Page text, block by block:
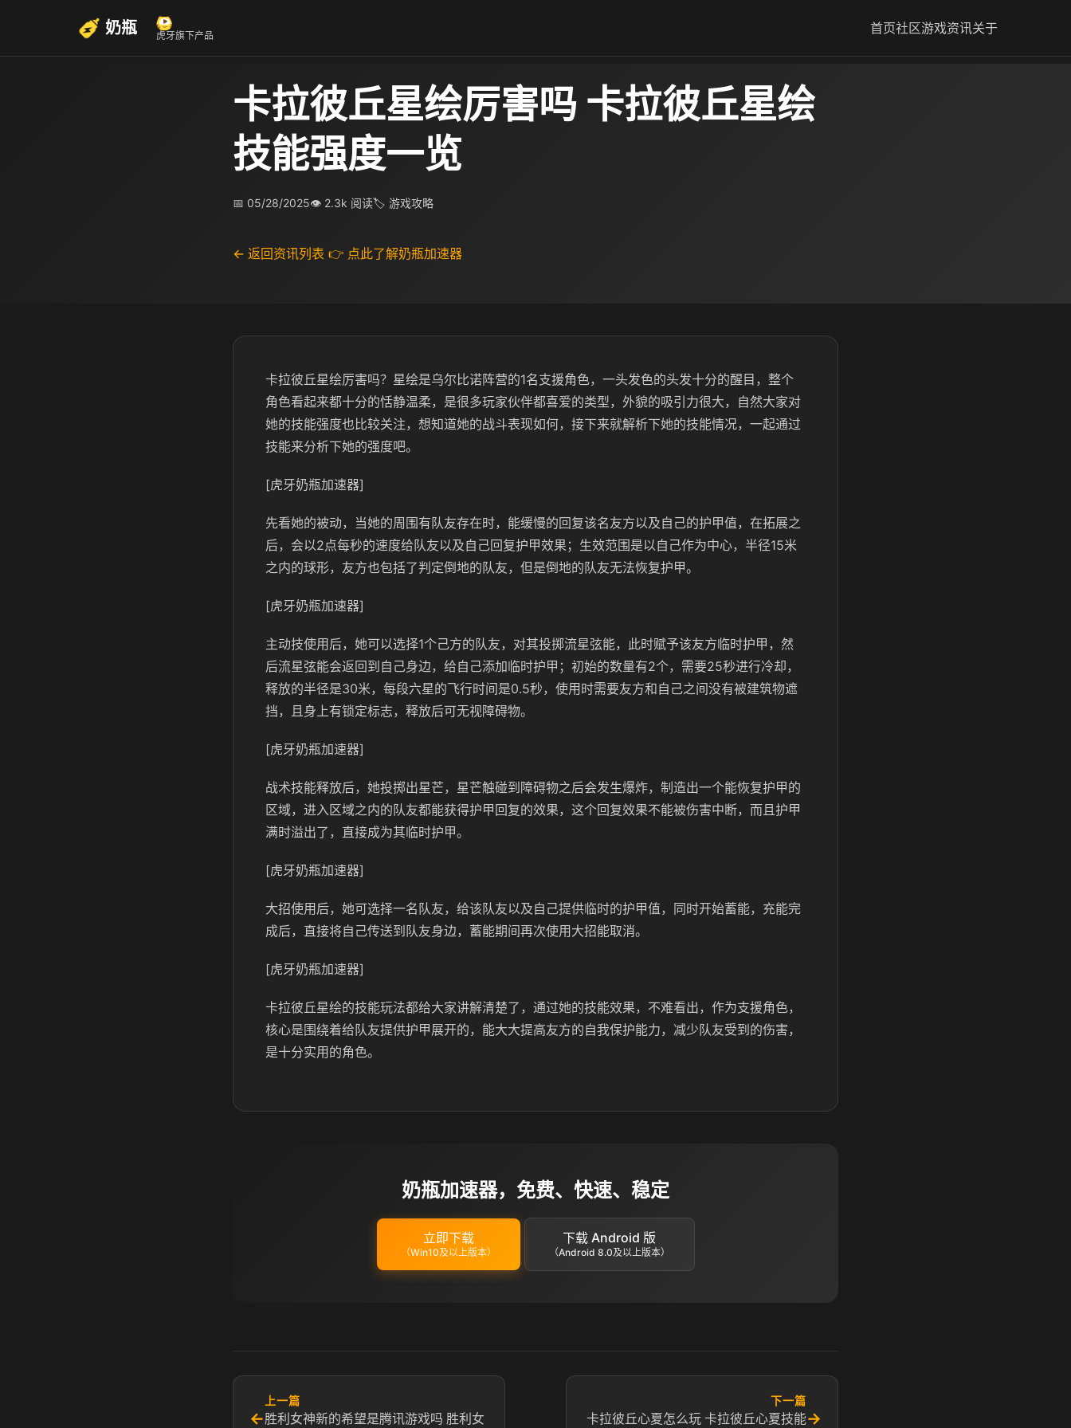
奶瓶 虎牙旗下产品 首页社区游戏资讯关于
卡拉彼丘星绘厉害吗 卡拉彼丘星绘
技能强度一览
📅 05/28/2025👁 2.3k 阅读🏷 游戏攻略
← 返回资讯列表 👉 点此了解奶瓶加速器
卡拉彼丘星绘厉害吗？星绘是乌尔比诺阵营的1名支援角色，一头发色的头发十分的醒目，整个
角色看起来都十分的恬静温柔，是很多玩家伙伴都喜爱的类型，外貌的吸引力很大，自然大家对
她的技能强度也比较关注，想知道她的战斗表现如何，接下来就解析下她的技能情况，一起通过
技能来分析下她的强度吧。
[虎牙奶瓶加速器]
先看她的被动，当她的周围有队友存在时，能缓慢的回复该名友方以及自己的护甲值，在拓展之
后，会以2点每秒的速度给队友以及自己回复护甲效果；生效范围是以自己作为中心，半径15米
之内的球形，友方也包括了判定倒地的队友，但是倒地的队友无法恢复护甲。
[虎牙奶瓶加速器]
主动技使用后，她可以选择1个己方的队友，对其投掷流星弦能，此时赋予该友方临时护甲，然
后流星弦能会返回到自己身边，给自己添加临时护甲；初始的数量有2个，需要25秒进行冷却，
释放的半径是30米，每段六星的飞行时间是0.5秒，使用时需要友方和自己之间没有被建筑物遮
挡，且身上有锁定标志，释放后可无视障碍物。
[虎牙奶瓶加速器]
战术技能释放后，她投掷出星芒，星芒触碰到障碍物之后会发生爆炸，制造出一个能恢复护甲的
区域，进入区域之内的队友都能获得护甲回复的效果，这个回复效果不能被伤害中断，而且护甲
满时溢出了，直接成为其临时护甲。
[虎牙奶瓶加速器]
大招使用后，她可选择一名队友，给该队友以及自己提供临时的护甲值，同时开始蓄能，充能完
成后，直接将自己传送到队友身边，蓄能期间再次使用大招能取消。
[虎牙奶瓶加速器]
卡拉彼丘星绘的技能玩法都给大家讲解清楚了，通过她的技能效果，不难看出，作为支援角色，
核心是围绕着给队友提供护甲展开的，能大大提高友方的自我保护能力，减少队友受到的伤害，
是十分实用的角色。
奶瓶加速器，免费、快速、稳定
立即下载
（Win10及以上版本）
下载 Android 版
（Android 8.0及以上版本）
←
上一篇
胜利女神新的希望是腾讯游戏吗 胜利女
下一篇
卡拉彼丘心夏怎么玩 卡拉彼丘心夏技能→